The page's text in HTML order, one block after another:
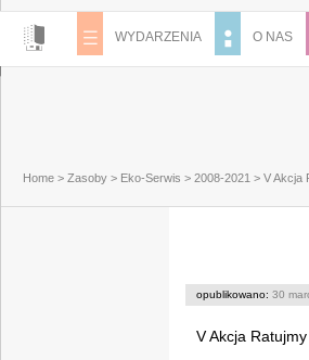
WYDARZENIA O NAS
Home > Zasoby > Eko-Serwis > 2008-2021 > V Akcja
opublikowano: 30
V Akcja